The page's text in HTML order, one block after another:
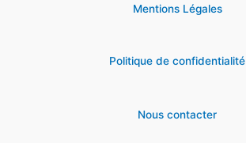
Mentions Légales
Politique de confidentialité
Nous contacter